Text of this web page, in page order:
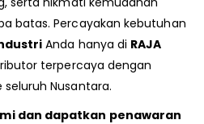
batas. Percayakan kebutuhan
Anda hanya di RAJA
terpercaya dengan
Nusantara.
dan dapatkan penawaran